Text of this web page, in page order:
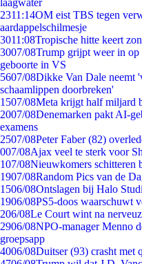
laagwater
2311:14OM eist TBS tegen
aardappelschilmesje
3011:08Tropische hitte keert
3007/08Trump grijpt weer in op
geboorte in VS
5607/08Dikke Van Dale neemt
schaamlippen doorbreken'
1507/08Meta krijgt half miljard
2007/08Denemarken pakt AI-
examens
2507/08Peter Faber (82)
007/08Ajax veel te sterk voor
107/08Nieuwkomers schitteren
1907/08Random Pics van de
1506/08Ontslagen bij Halo
1906/08PS5-doos waarschuwt
206/08Le Court wint na
2906/08NPO-manager Menno
groepsapp
4006/08Duitser (93) crasht met